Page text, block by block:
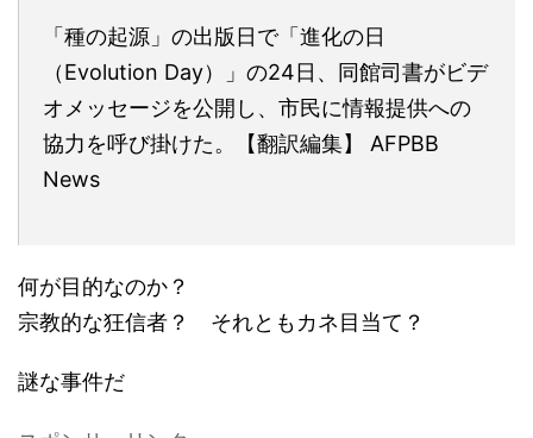
「種の起源」の出版日で「進化の日
（Evolution Day）」の24日、同館司書がビデ
オメッセージを公開し、市民に情報提供への
協力を呼び掛けた。【翻訳編集】 AFPBB
News
何が目的なのか？
宗教的な狂信者？ それともカネ目当て？
謎な事件だ